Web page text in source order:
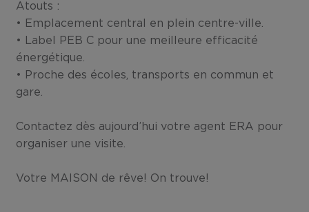
Atouts :
• Emplacement central en plein centre-ville.
• Label PEB C pour une meilleure efficacité
énergétique.
• Proche des écoles, transports en commun et
gare.
Contactez dès aujourd’hui votre agent ERA pour
organiser une visite.
Votre MAISON de rêve! On trouve!